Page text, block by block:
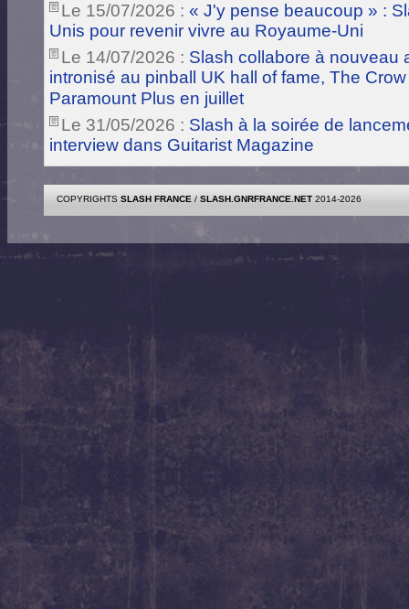
Le 15/07/2026 : « J'y pense beaucoup » :
Unis pour revenir vivre au Royaume-Uni
Le 14/07/2026 : Slash collabore à nouveau
intronisé au pinball UK hall of fame, The
Paramount Plus en juillet
Le 31/05/2026 : Slash à la soirée de
interview dans Guitarist Magazine
COPYRIGHTS SLASH FRANCE / SLASH.GNRFRANCE.NET 2014-2026